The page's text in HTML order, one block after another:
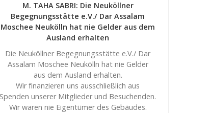
M. TAHA SABRI: Die Neuköllner
Begegnungsstätte e.V./ Dar Assalam
Moschee Neukölln hat nie Gelder aus dem
Ausland erhalten
Die Neuköllner Begegnungsstätte e.V./ Dar
Assalam Moschee Neukölln hat nie Gelder
aus dem Ausland erhalten.
Wir finanzieren uns ausschließlich aus
Spenden unserer Mitglieder und Besuchenden.
Wir waren nie Eigentümer des Gebäudes.